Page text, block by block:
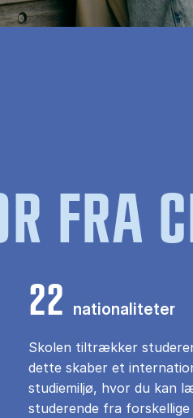
FRA
22 nationaliteter
Skolen tiltrækker
dette skaber et
studiemiljø, hvor du kan
studerende fra